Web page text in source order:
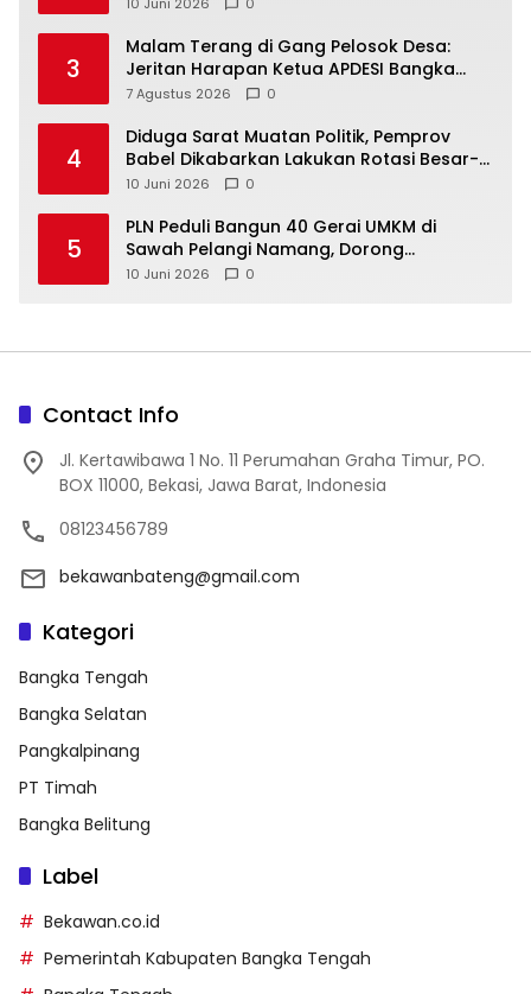
3
Malam Terang di Gang Pelosok Desa:
Jeritan Harapan Ketua APDESI Bangka
Tengah untuk PLN Babel
7 Agustus 2026 0
4
‎Diduga Sarat Muatan Politik, Pemprov
Babel Dikabarkan Lakukan Rotasi Besar-
10 Juni 2026 0
5
‎PLN Peduli Bangun 40 Gerai UMKM di
Sawah Pelangi Namang, Dorong
10 Juni 2026 0
Contact Info
Jl. Kertawibawa 1 No. 11 Perumahan Graha Timur, PO.
BOX 11000, Bekasi, Jawa Barat, Indonesia
08123456789
bekawanbateng@gmail.com
Kategori
Bangka Tengah
Bangka Selatan
Pangkalpinang
PT Timah
Bangka Belitung
Label
Bekawan.co.id
Pemerintah Kabupaten Bangka Tengah